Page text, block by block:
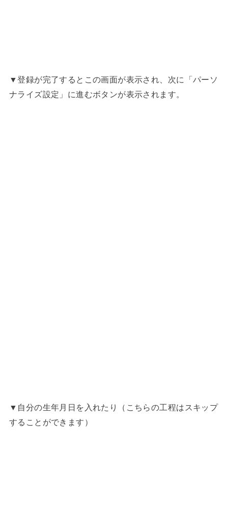
▼登録が完了するとこの画面が表示され、次に「パーソ
ナライズ設定」に進むボタンが表示されます。
▼自分の生年月日を入れたり（こちらの工程はスキップ
することができます）